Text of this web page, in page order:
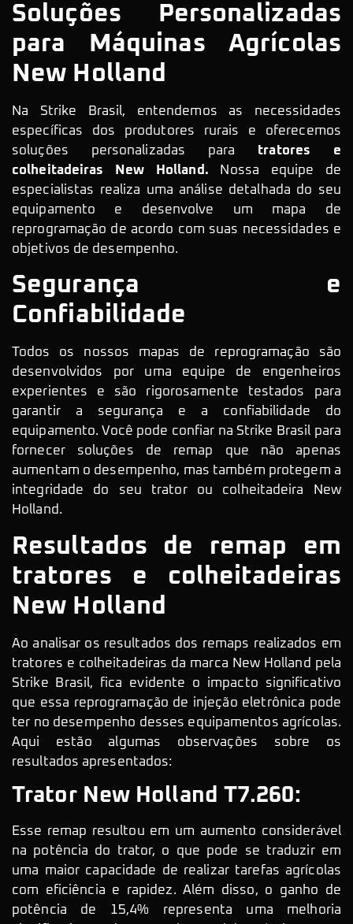
Soluções Personalizadas
para Máquinas Agrícolas
New Holland
Na Strike Brasil, entendemos as necessidades
específicas dos produtores rurais e oferecemos
soluções personalizadas para tratores e
colheitadeiras New Holland. Nossa equipe de
especialistas realiza uma análise detalhada do seu
equipamento e desenvolve um mapa de
reprogramação de acordo com suas necessidades e
objetivos de desempenho.
Segurança e
Confiabilidade
Todos os nossos mapas de reprogramação são
desenvolvidos por uma equipe de engenheiros
experientes e são rigorosamente testados para
garantir a segurança e a confiabilidade do
equipamento. Você pode confiar na Strike Brasil para
fornecer soluções de remap que não apenas
aumentam o desempenho, mas também protegem a
integridade do seu trator ou colheitadeira New
Holland.
Resultados de remap em
tratores e colheitadeiras
New Holland
Ao analisar os resultados dos remaps realizados em
tratores e colheitadeiras da marca New Holland pela
Strike Brasil, fica evidente o impacto significativo
que essa reprogramação de injeção eletrônica pode
ter no desempenho desses equipamentos agrícolas.
Aqui estão algumas observações sobre os
resultados apresentados:
Trator New Holland T7.260:
Esse remap resultou em um aumento considerável
na potência do trator, o que pode se traduzir em
uma maior capacidade de realizar tarefas agrícolas
com eficiência e rapidez. Além disso, o ganho de
potência de 15,4% representa uma melhoria